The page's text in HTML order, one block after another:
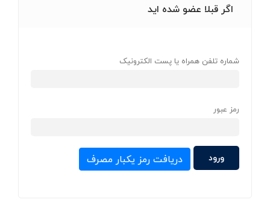
اگر قبلا عضو شده اید
شماره تلفن همراه یا پست الکترونیک
رمز عبور
دریافت رمز یکبار مصرف